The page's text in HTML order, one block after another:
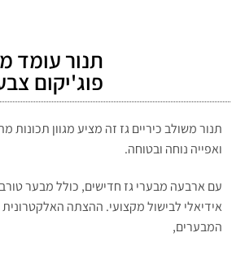
פוג'יקום
תנור משולב כיריים גז זה מציע מגוון תכונות
ואפייה נוחה ובטוחה.
עם ארבעה מבערי גז חדישים, כולל מבער
אידיאלי לבישול מקצועי. ההצתה
המבערים,